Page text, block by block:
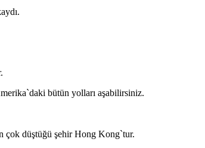
bütün yolları aşabilirsiniz.
çok düştüğü şehir Hong Kong`tur.